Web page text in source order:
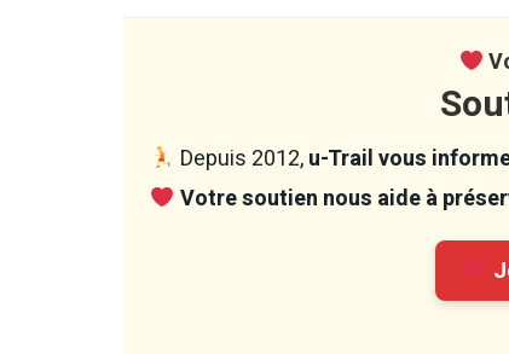
Depuis 2012,u-Trail vous
Votre soutien nous aide à